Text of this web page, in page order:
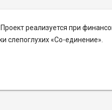
реализуется при
слепоглухих «Со-единение».